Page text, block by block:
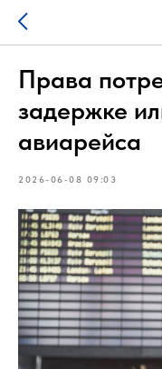
Права
задержке
авиарейса
2026-06-08 09:03